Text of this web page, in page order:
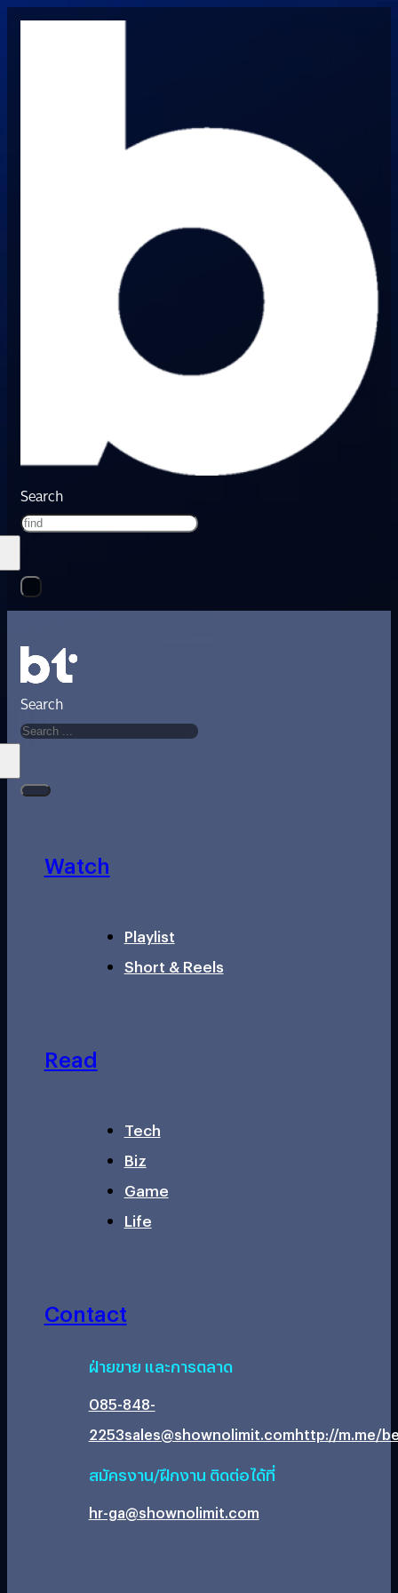
Search
Search
Watch
Playlist
Short & Reels
Read
Tech
Biz
Game
Life
Contact
ฝ่ายขาย และการตลาด
085-848-
2253sales@shownolimit.comhttp://m.me/
สมัครงาน/ฝึกงาน ติดต่อได้ที่
hr-ga@shownolimit.com